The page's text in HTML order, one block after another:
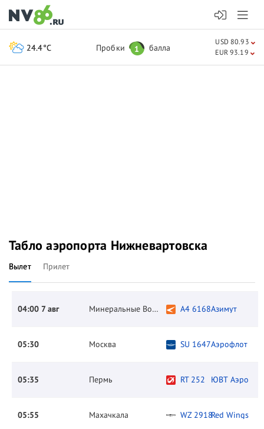
Табло аэропорта Нижневартовска
Вылет Прилет
04:00 7 авг Минеральные Воды A4 6168Азимут
05:30 Москва SU 1647Аэрофлот
05:35 Пермь RT 252 ЮВТ Аэро
05:55 Махачкала WZ 2918Red Wings
24.4°C Пробки 1 балла
USD 80.93
EUR 93.19